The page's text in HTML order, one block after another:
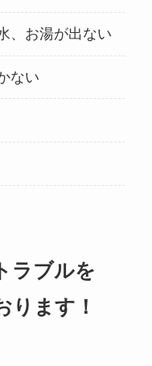
、お湯が出ない
ない
ラブルを
ります！